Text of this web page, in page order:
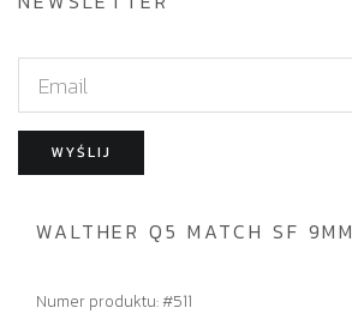
m
a
i
WYŚLIJ
WALTHER Q5 MATCH SF 9MM
Numer produktu: #511